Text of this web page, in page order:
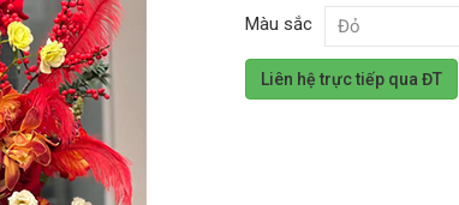
Màu sắc
Liên hệ trực tiếp qua ĐT